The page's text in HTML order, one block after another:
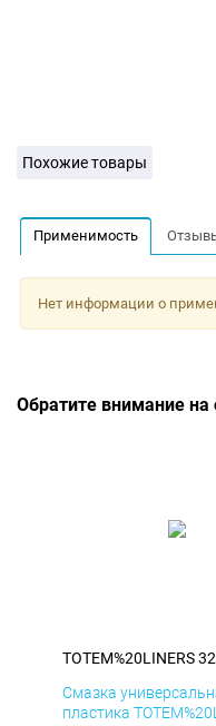
Похожие товары
Применимость
Нет информации о
Обратите внимание
TOTEM%20LINERS
Смазка
пластика